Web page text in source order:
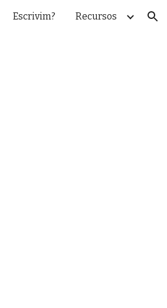
Escrivim? Recursos